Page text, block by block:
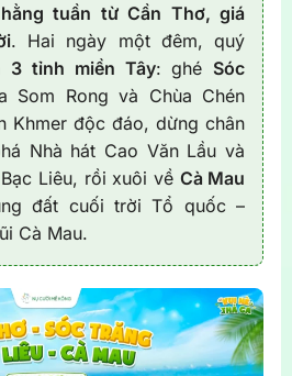
tuần từ Cần Thơ, giá
. Hai ngày một đêm, quý
3 tỉnh miền Tây: ghé Sóc
Som Rong và Chùa Chén
Khmer độc đáo, dừng chân
Nhà hát Cao Văn Lầu và
Liêu, rồi xuôi về Cà Mau
đất cuối trời Tổ quốc –
Cà Mau.